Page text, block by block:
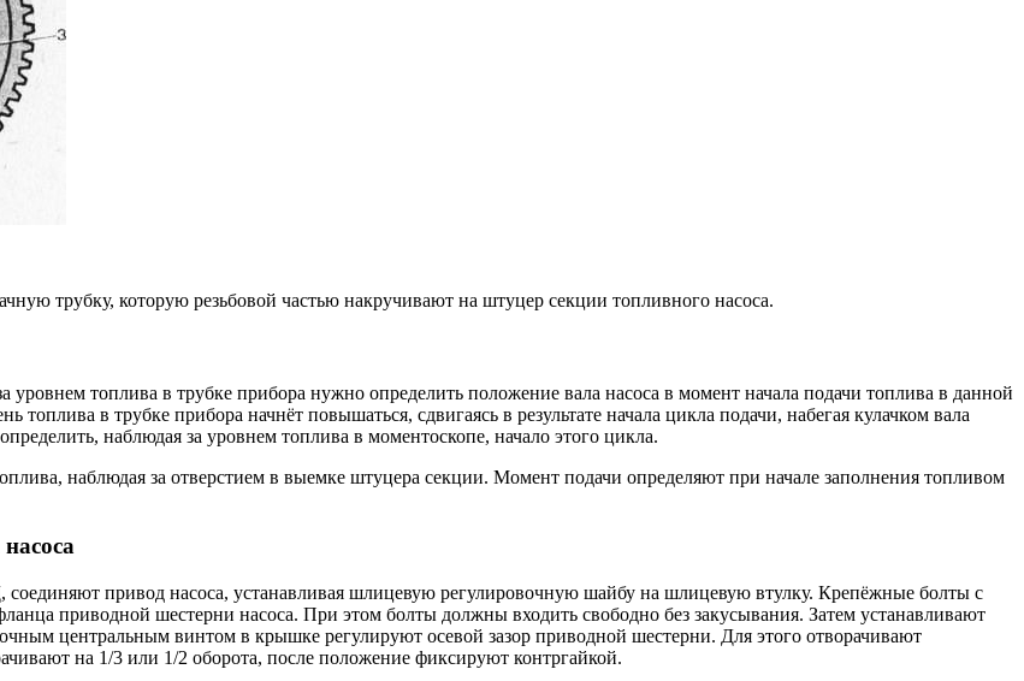
трубку, которую резьбовой частью накручивают на штуцер секции топливного насоса.
топлива в трубке прибора нужно определить положение вала насоса в момент начала подачи топлива в данной
в трубке прибора начнёт повышаться, сдвигаясь в результате начала цикла подачи, набегая кулачком вала
наблюдая за уровнем топлива в моментоскопе, начало этого цикла.
наблюдая за отверстием в выемке штуцера секции. Момент подачи определяют при начале заполнения топливом
привод насоса, устанавливая шлицевую регулировочную шайбу на шлицевую втулку. Крепёжные болты с
приводной шестерни насоса. При этом болты должны входить свободно без закусывания. Затем устанавливают
центральным винтом в крышке регулируют осевой зазор приводной шестерни. Для этого отворачивают
на 1/3 или 1/2 оборота, после положение фиксируют контргайкой.